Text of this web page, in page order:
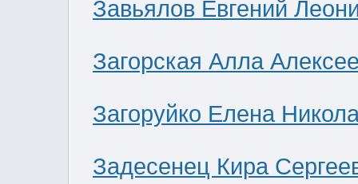
Завьялов Евгений
Загорская Алла
Загоруйко Елена
Задесенец Кира